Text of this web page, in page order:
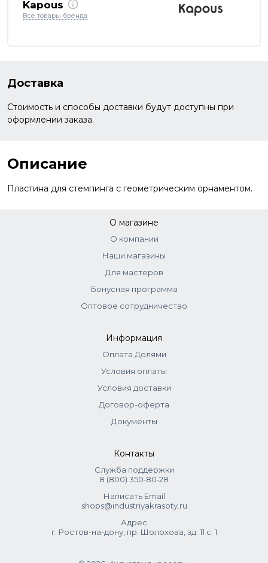
Kapous
Все товары бренда
Доставка
Стоимость и способы доставки будут доступны при
оформлении заказа.
Описание
Пластина для стемпинга с геометрическим орнаментом.
О магазине
О компании
Наши магазины
Для мастеров
Бонусная программа
Оптовое сотрудничество
Информация
Оплата Долями
Условия оплаты
Условия доставки
Договор-оферта
Документы
Контакты
Служба поддержки
8 (800) 350‑80‑28
Написать Email
shops@industriyakrasoty.ru
Адрес
г. Ростов-на-дону, пр. Шолохова, зд. 11 с. 1